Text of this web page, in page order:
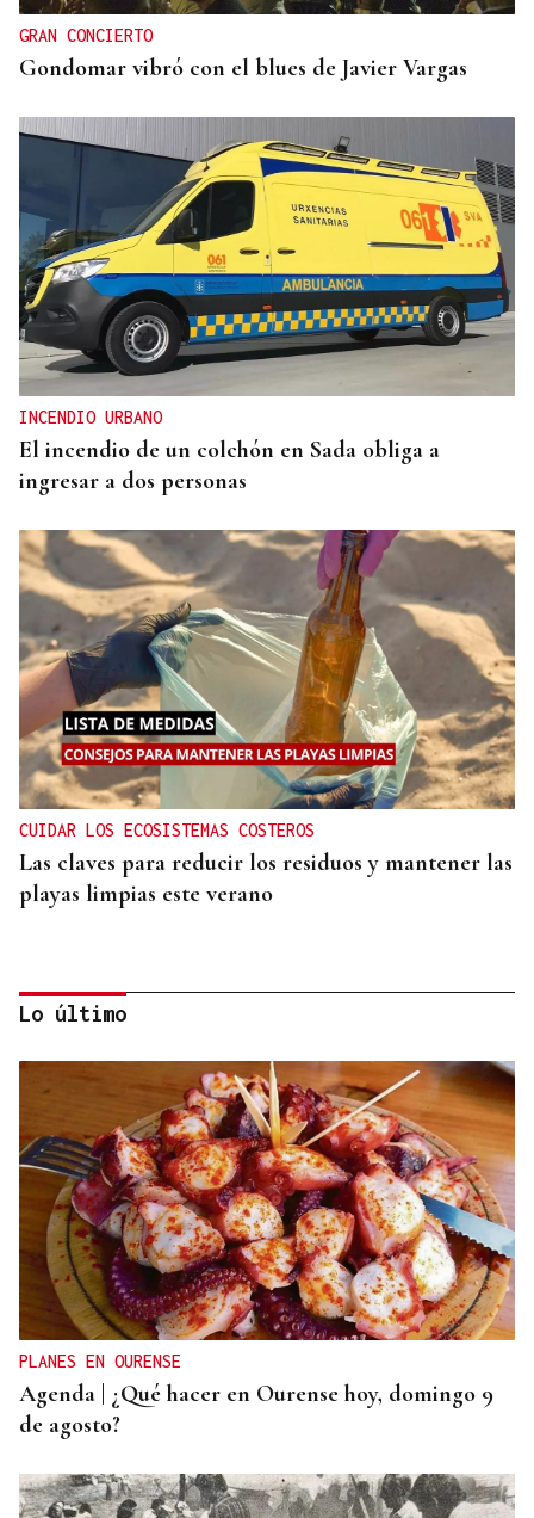
GRAN CONCIERTO
Gondomar vibró con el blues de Javier Vargas
INCENDIO URBANO
El incendio de un colchón en Sada obliga a
ingresar a dos personas
CUIDAR LOS ECOSISTEMAS COSTEROS
Las claves para reducir los residuos y mantener las
playas limpias este verano
PREVENCIÓN Y EXTINCIÓN
Millán Mon pide más medios europeos para
plantar cara a los incendios: “No todo es
extinguir”
Lo último
PLANES EN OURENSE
Agenda | ¿Qué hacer en Ourense hoy, domingo 9
de agosto?